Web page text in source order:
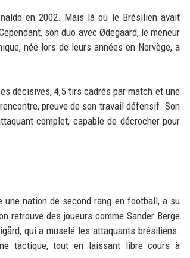
en 2002. Mais là où le Brésilien avait
son duo avec Ødegaard, le meneur
née lors de leurs années en Norvège, a
décisives, 4,5 tirs cadrés par match et une
preuve de son travail défensif. Son
complet, capable de décrocher pour
une nation de second rang en football, a su
retrouve des joueurs comme Sander Berge
qui a muselé les attaquants brésiliens.
tactique, tout en laissant libre cours à